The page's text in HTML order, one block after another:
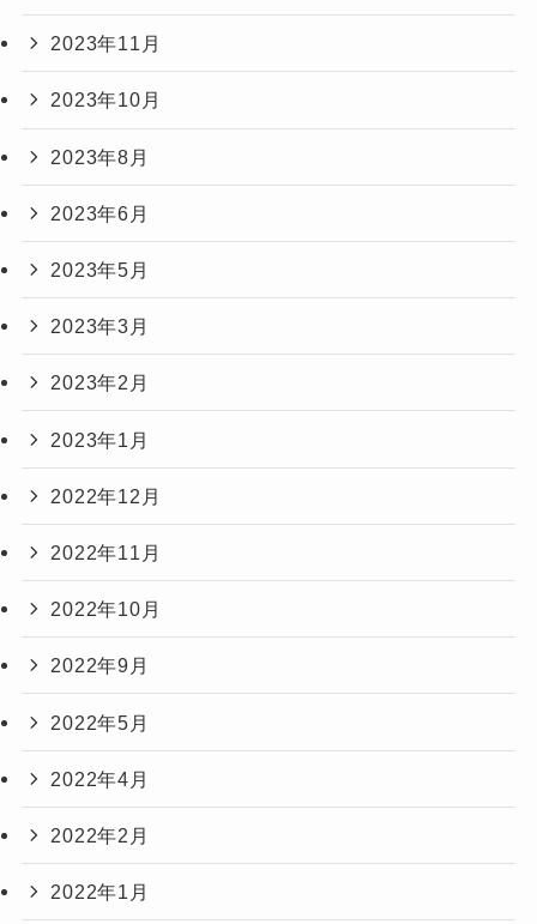
2023年11月
2023年10月
2023年8月
2023年6月
2023年5月
2023年3月
2023年2月
2023年1月
2022年12月
2022年11月
2022年10月
2022年9月
2022年5月
2022年4月
2022年2月
2022年1月